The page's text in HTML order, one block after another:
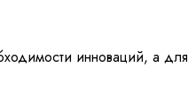
инноваций, а